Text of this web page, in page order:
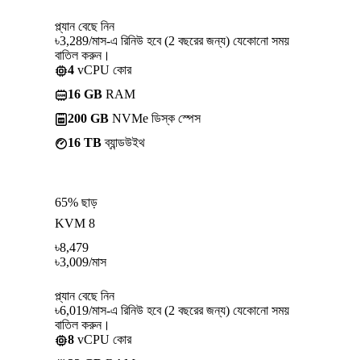
প্ল্যান বেছে নিন
৳3,289/মাস-এ রিনিউ হবে (2 বছরের জন্য) যেকোনো সময়
বাতিল করুন।
4 vCPU কোর
16 GB RAM
200 GB NVMe ডিস্ক স্পেস
16 TBব্যান্ডউইথ
65% ছাড়
KVM 8
৳8,479
৳3,009/মাস
প্ল্যান বেছে নিন
৳6,019/মাস-এ রিনিউ হবে (2 বছরের জন্য) যেকোনো সময়
বাতিল করুন।
8 vCPU কোর